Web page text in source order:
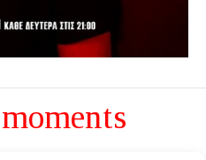
moments